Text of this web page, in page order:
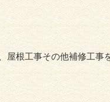
根工事その他補修工事